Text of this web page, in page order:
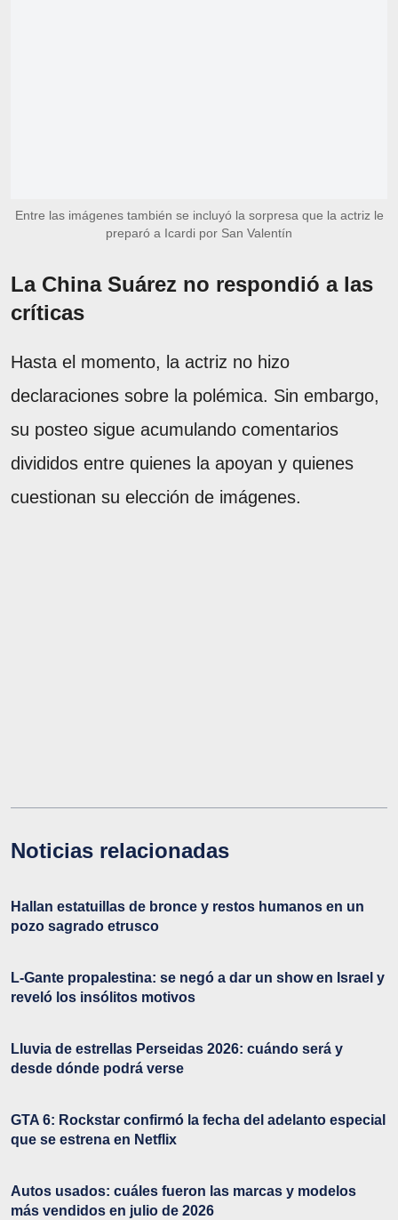
Entre las imágenes también se incluyó la sorpresa que la actriz le
preparó a Icardi por San Valentín
La China Suárez no respondió a las
críticas
Hasta el momento, la actriz no hizo
declaraciones sobre la polémica. Sin embargo,
su posteo sigue acumulando comentarios
divididos entre quienes la apoyan y quienes
cuestionan su elección de imágenes.
Noticias relacionadas
Hallan estatuillas de bronce y restos humanos en un
pozo sagrado etrusco
L-Gante propalestina: se negó a dar un show en Israel y
reveló los insólitos motivos
Lluvia de estrellas Perseidas 2026: cuándo será y
desde dónde podrá verse
GTA 6: Rockstar confirmó la fecha del adelanto especial
que se estrena en Netflix
Autos usados: cuáles fueron las marcas y modelos
más vendidos en julio de 2026